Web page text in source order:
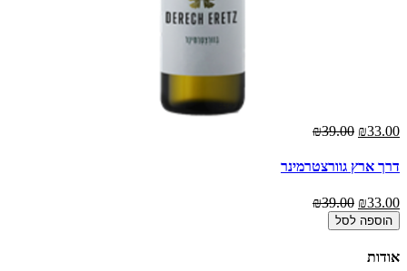
₪33.00
₪39.00
דרך ארץ גוורצטרמינר
₪33.00
₪39.00
הוספה לסל
אודות